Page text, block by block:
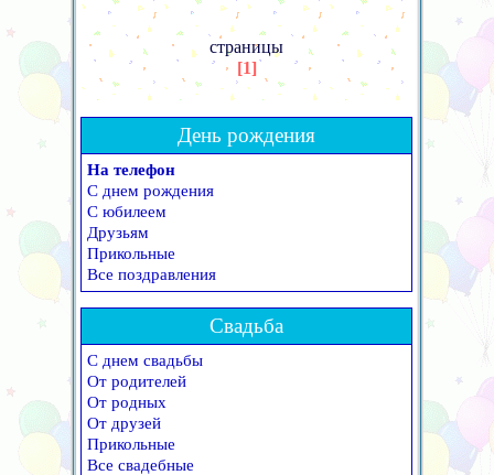
страницы
[1]
День рождения
На телефон
С днем рождения
С юбилеем
Друзьям
Прикольные
Все поздравления
Свадьба
С днем свадьбы
От родителей
От родных
От друзей
Прикольные
Все свадебные